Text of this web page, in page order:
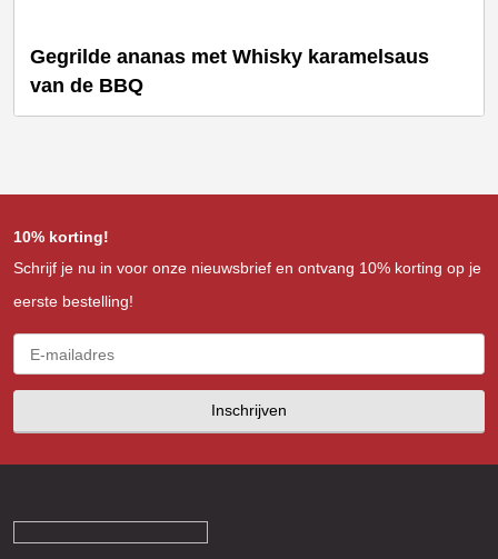
Gegrilde ananas met Whisky karamelsaus
van de BBQ
10% korting!
Schrijf je nu in voor onze nieuwsbrief en ontvang 10% korting op je
eerste bestelling!
Inschrijven